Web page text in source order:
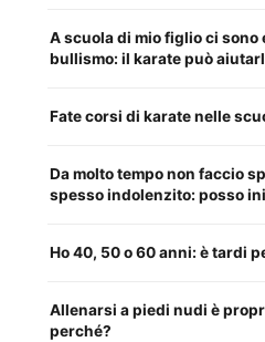
A scuola di mio figlio ci sono
bullismo: il karate può
Fate corsi di karate nelle
Da molto tempo non faccio
spesso indolenzito: posso
Ho 40, 50 o 60 anni: è tardi
Allenarsi a piedi nudi è
perché?